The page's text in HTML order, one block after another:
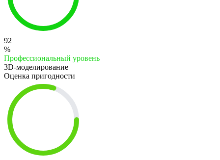
92
%
Профессиональный уровень
3D-моделирование
Оценка пригодности